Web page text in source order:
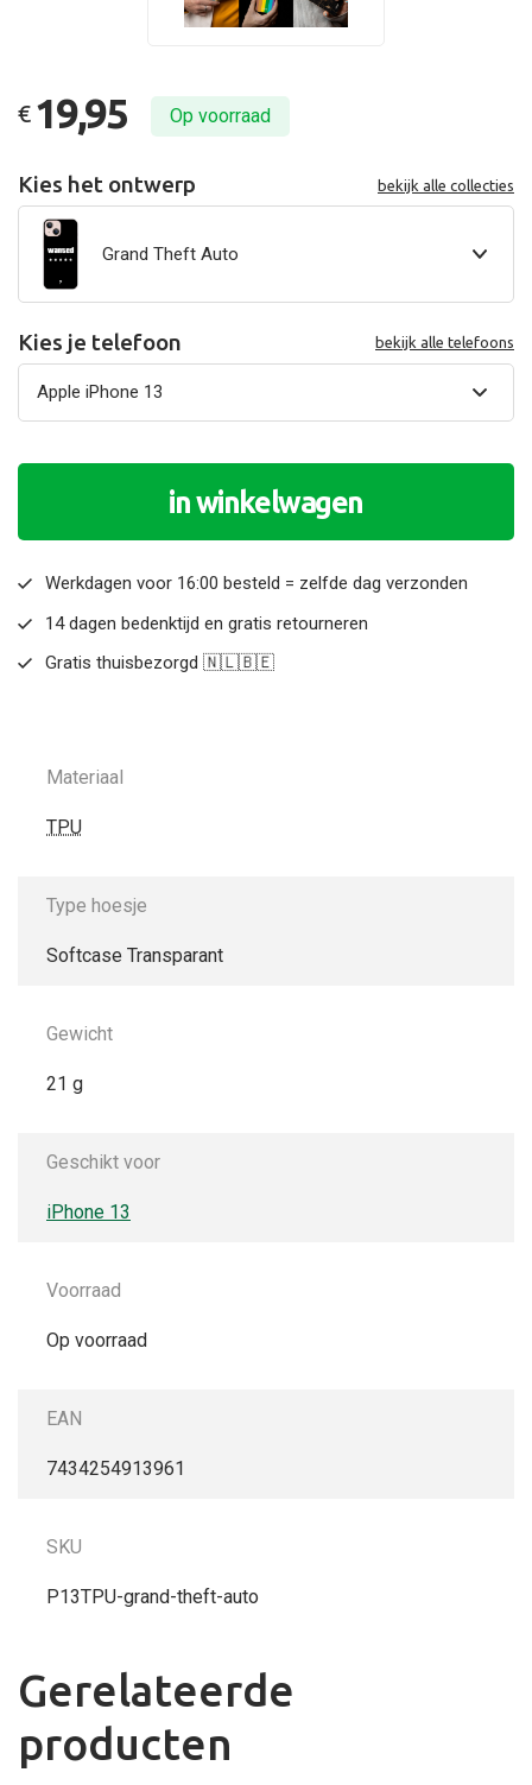
€ 19,95 Op voorraad
Kies het ontwerp bekijk alle collecties
Grand Theft Auto
Kies je telefoon bekijk alle telefoons
in winkelwagen
Werkdagen voor 16:00 besteld = zelfde dag verzonden
14 dagen bedenktijd en gratis retourneren
Gratis thuisbezorgd 🇳🇱🇧🇪
Materiaal
TPU
Type hoesje
Softcase Transparant
Gewicht
21 g
Geschikt voor
iPhone 13
Voorraad
Op voorraad
EAN
7434254913961
SKU
P13TPU-grand-theft-auto
Gerelateerde
producten